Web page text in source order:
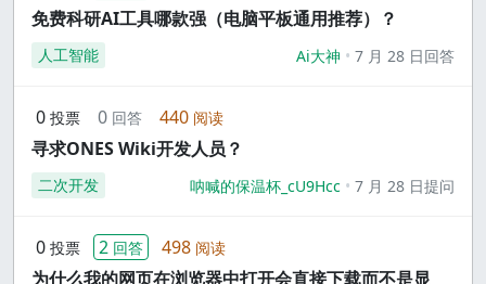
免费科研AI工具哪款强（电脑平板通用推荐）？
人工智能 Ai大神 7 月 28 日回答
0 投票 0 回答 440 阅读
寻求ONES Wiki开发人员？
二次开发 呐喊的保温杯_cU9Hcc 7 月 28 日提问
0 投票 2 回答 498 阅读
为什么我的网页在浏览器中打开会直接下载而不是显